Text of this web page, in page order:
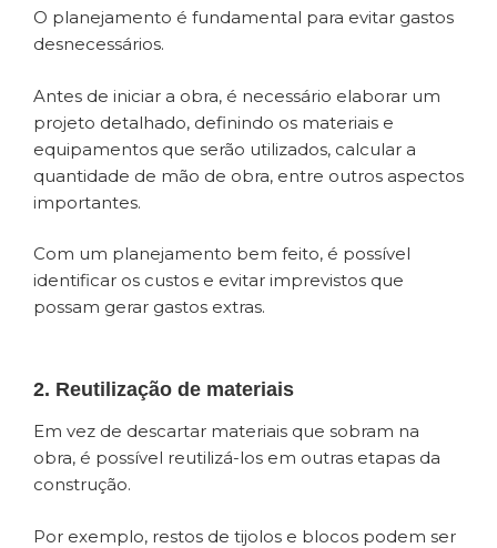
O planejamento é fundamental para evitar gastos
desnecessários.
Antes de iniciar a obra, é necessário elaborar um
projeto detalhado, definindo os materiais e
equipamentos que serão utilizados, calcular a
quantidade de mão de obra, entre outros aspectos
importantes.
Com um planejamento bem feito, é possível
identificar os custos e evitar imprevistos que
possam gerar gastos extras.
2. Reutilização de materiais
Em vez de descartar materiais que sobram na
obra, é possível reutilizá-los em outras etapas da
construção.
Por exemplo, restos de tijolos e blocos podem ser